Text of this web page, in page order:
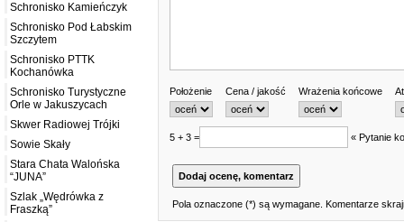
Schronisko Kamieńczyk
Schronisko Pod Łabskim
Szczytem
Schronisko PTTK
Kochanówka
Schronisko Turystyczne
Orle w Jakuszycach
Skwer Radiowej Trójki
Sowie Skały
Stara Chata Walońska
“JUNA”
Szlak „Wędrówka z
Fraszką”
Położenie Cena / jakość Wrażenia końcowe
5 + 3 = « Pytanie
Pola oznaczone (*) są wymagane. Komentarze